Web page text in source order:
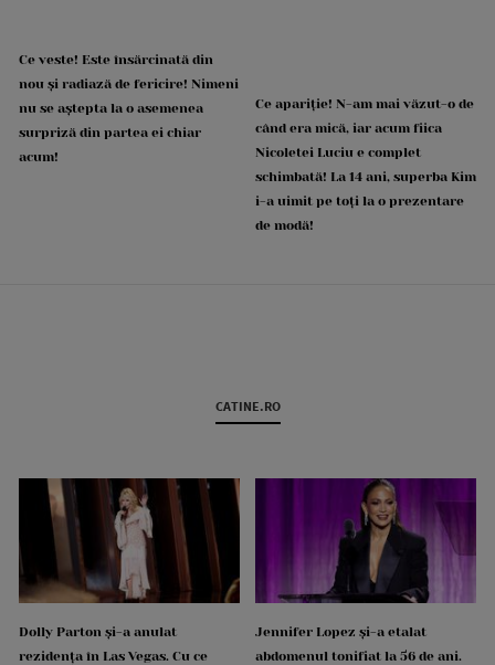
Ce veste! Este însărcinată din
nou și radiază de fericire! Nimeni
nu se aștepta la o asemenea
surpriză din partea ei chiar
acum!
Ce apariție! N-am mai văzut-o de
când era mică, iar acum fiica
Nicoletei Luciu e complet
schimbată! La 14 ani, superba Kim
i-a uimit pe toți la o prezentare
de modă!
CATINE.RO
Dolly Parton și-a anulat
rezidența în Las Vegas. Cu ce
Jennifer Lopez și-a etalat
abdomenul tonifiat la 56 de ani.